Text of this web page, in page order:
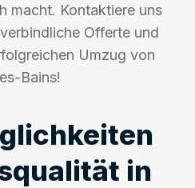
macht. Kontaktiere uns
Offerte und
Umzug von
Bains!
in